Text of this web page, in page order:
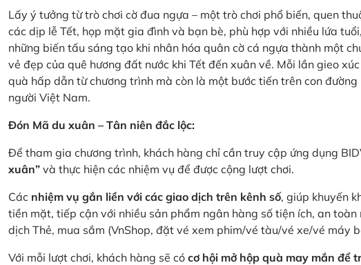
Lấy ý tưởng từ trò chơi cờ đua ngựa – một trò chơi phổ biến, quen
các dịp lễ Tết, họp mặt gia đình và bạn bè, phù hợp với nhiều lứa
những biến tấu sáng tạo khi nhân hóa quân cờ cá ngựa thành một
vẻ đẹp của quê hương đất nước khi Tết đến xuân về. Mỗi lần gieo
quà hấp dẫn từ chương trình mà còn là một bước tiến trên con
người Việt Nam.
Đón Mã du xuân – Tân niên đắc lộc:
Để tham gia chương trình, khách hàng chỉ cần truy cập ứng dụng
xuân” và thực hiện các nhiệm vụ để được cộng lượt chơi.
Các nhiệm vụ gắn liền với các giao dịch trên kênh số, giúp khuyến
tiền mặt, tiếp cận với nhiều sản phẩm ngân hàng số tiện ích, an
dịch Thẻ, mua sắm (VnShop, đặt vé xem phim/vé tàu/vé xe/vé máy
Với mỗi lượt chơi, khách hàng sẽ có cơ hội mở hộp quà may mắn để